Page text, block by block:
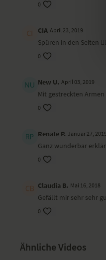
0
CIA April 23, 2019
Spüren in den Seiten
0
New U. April 03, 2019
Mit gestreckten
0
Renate P. Januar 27, 2019
Ganz wunderbar
0
Claudia B. Mai 16, 2018
Gefällt mir sehr sehr
0
Ähnliche Videos